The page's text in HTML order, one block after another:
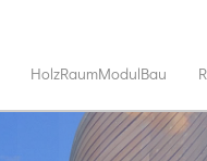
HolzRaumModulBau